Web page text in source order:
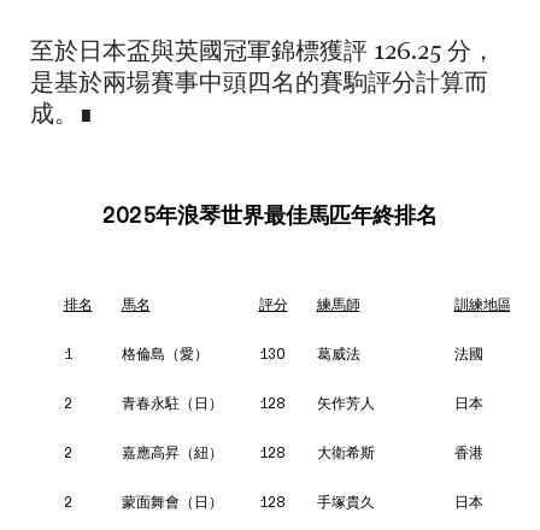
至於日本盃與英國冠軍錦標獲評 126.25 分，
是基於兩場賽事中頭四名的賽駒評分計算而
成。∎
2025年浪琴世界最佳馬匹年終排名
排名 馬名 評分 練馬師 訓練地區
1 格倫島（愛） 130 葛威法 法國
2 青春永駐（日） 128 矢作芳人 日本
2 嘉應高昇（紐） 128 大衛希斯 香港
2 蒙面舞會（日） 128 手塚貴久 日本